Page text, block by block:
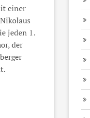
einer
jeden 1.
der